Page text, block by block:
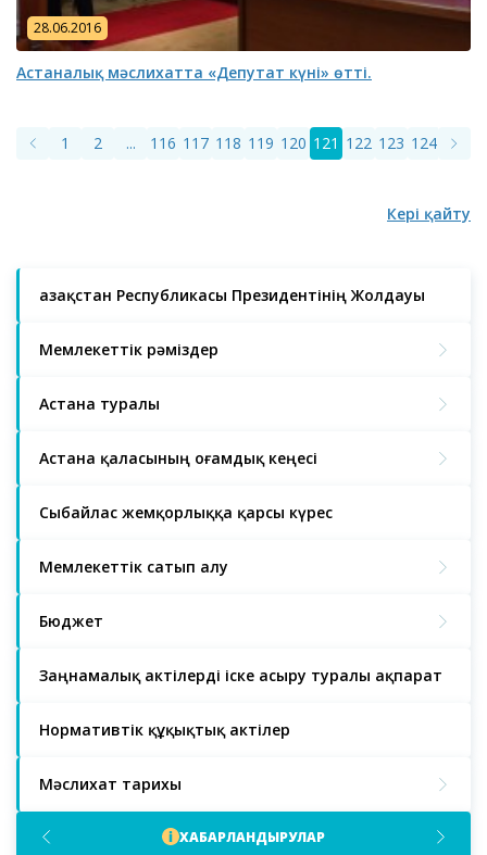
Қазақстан Республикасы Президентінің Жолдауы
Мемлекеттік рәміздер
Астана туралы
Астана қаласының Қоғамдық кеңесі
Сыбайлас жемқорлыққа қарсы күрес
Мемлекеттік сатып алу
Бюджет
Заңнамалық актілерді іске асыру туралы ақпарат
Нормативтік құқықтық актілер
Мәслихат тарихы
ХАБАРЛАНДЫРУЛАР
28.06.2016
Астаналық мәслихатта «Депутат күні» өтті.
1 2 ... 116 117 118 119 120 121 122 123 124
Кері қайту